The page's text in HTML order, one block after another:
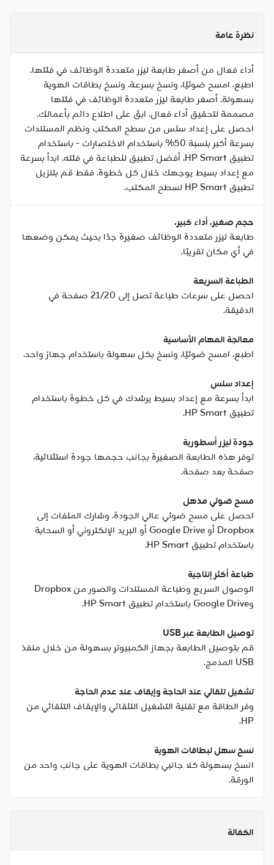
نظرة عامة
أداء فعال من أصغر طابعة ليزر متعددة الوظائف في فئتها.
اطبع، امسح ضوئيًا، ونسخ بسرعة، ونسخ بطاقات الهوية
بسهولة. أصغر طابعة ليزر متعددة الوظائف في فئتها
مصممة لتحقيق أداء فعال. ابقَ على اطلاع دائم بأعمالك.
احصل على إعداد سلس من سطح المكتب ونظم المستندات
بسرعة أكبر بنسبة 50% باستخدام الاختصارات - باستخدام
تطبيق HP Smart، أفضل تطبيق للطباعة في فئته. ابدأ بسرعة
مع إعداد بسيط يوجهك خلال كل خطوة. فقط قم بتنزيل
تطبيق HP Smart لسطح المكتب.
حجم صغير. أداء كبير.
طابعة ليزر متعددة الوظائف صغيرة جدًا بحيث يمكن وضعها
في أي مكان تقريبًا.
الطباعة السريعة
احصل على سرعات طباعة تصل إلى 21/20 صفحة في
الدقيقة.
معالجة المهام الأساسية
اطبع، امسح ضوئيًا، ونسخ بكل سهولة باستخدام جهاز واحد.
إعداد سلس
ابدأ بسرعة مع إعداد بسيط يرشدك في كل خطوة باستخدام
تطبيق HP Smart.
جودة ليزر أسطورية
توفر هذه الطابعة الصغيرة بجانب حجمها جودة استثنائية،
صفحة بعد صفحة.
مسح ضوئي مذهل
احصل على مسح ضوئي عالي الجودة، وشارك الملفات إلى
Dropbox أو Google Drive أو البريد الإلكتروني أو السحابة
باستخدام تطبيق HP Smart.
طباعة أكثر إنتاجية
الوصول السريع وطباعة المستندات والصور من Dropbox
وGoogle Drive باستخدام تطبيق HP Smart.
توصيل الطابعة عبر USB
قم بتوصيل الطابعة بجهاز الكمبيوتر بسهولة من خلال منفذ
USB المدمج.
تشغيل تلقائي عند الحاجة وإيقاف عند عدم الحاجة
وفر الطاقة مع تقنية التشغيل التلقائي والإيقاف التلقائي من
HP.
نسخ سهل لبطاقات الهوية
انسخ بسهولة كلا جانبي بطاقات الهوية على جانب واحد من
الورقة.
الكفالة